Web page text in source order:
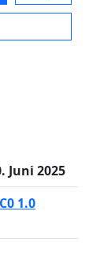
Juni 2025
1.0